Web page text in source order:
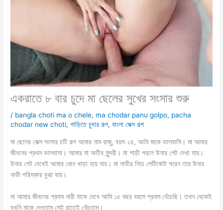
একরাতে ৮ বার চুদে মা ছেলের সুখের সংসার শুরু
/ bangla choti ma o chele, ma chodar panu golpo, pacha
chodar new choti,গাড়িতে চুদার গল্প,বাংলা সেক্স গল্প
মা ছেলের সেক্স সংসার চটি গল্প আমার নাম রাজু, বয়স ২৪, আমি মাকে ভালবাসি। মা আমার
জীবনের প্রথম ভালবাসা। আমার মা অতীব সুন্দরী। মা শাড়ী পরলে উনার পেট দেখা যায়।
উনার পেট দেখেই আমার ধোন খাড়া হয়ে যায়। মা নাভীর নিচে পেটিকোট পরেন তায় উনার
নাভী পরিস্কার বুঝা যায়।
মা আমার জীবনের প্রথম নারী যাকে দেখে আমি ১৫ বছর বয়সে প্রথম খেঁচেছি। তখন থেকেই
যখনি মাকে দেখতাম সেই রাতেই খেঁচতাম।